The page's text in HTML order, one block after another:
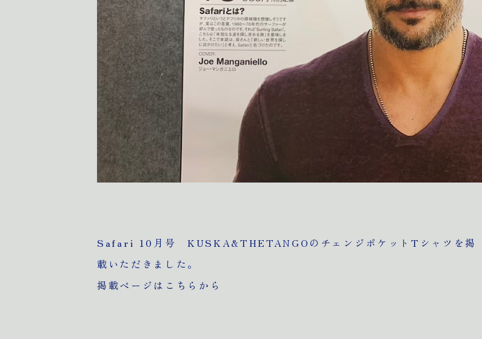
Safari 10月号 KUSKA&THETANGOの チェンジポケットTシャツ を掲
載いただきました。
掲載ページはこちらから